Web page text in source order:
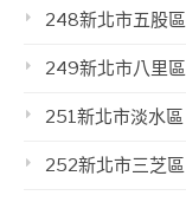
248新北市五股區
249新北市八里區
251新北市淡水區
252新北市三芝區